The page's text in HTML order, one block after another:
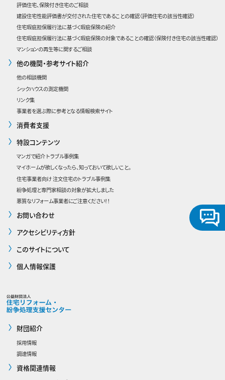
評価住宅、保険付き住宅のご相談
建設住宅性能評価書が交付された住宅であることの確認（評価住宅の該当性確認）
住宅瑕疵担保履行法に基づく瑕疵保険の紹介
住宅瑕疵担保履行法に基づく瑕疵保険の対象であることの確認（保険付き住宅の該当性確認）
マンションの再生等に関するご相談
他の機関・参考サイト紹介
他の相談機関
シックハウスの測定機関
リンク集
事業者を選ぶ際に参考となる情報検索サイト
消費者支援
特設コンテンツ
マンガで紹介 トラブル事例集
マイホームが欲しくなったら、知っておいて欲しいこと。
住宅事業者向け 注文住宅のトラブル事例集
紛争処理と専門家相談の対象が拡大しました
悪質なリフォーム事業者にご注意ください！！
お問い合わせ
アクセシビリティ方針
このサイトについて
個人情報保護
財団紹介
採用情報
調達情報
資格関連情報